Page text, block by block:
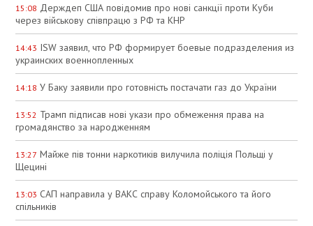
15:08 Держдеп США повідомив про нові санкції проти Куби
через військову співпрацю з РФ та КНР
14:43 ISW заявил, что РФ формирует боевые подразделения из
украинских военнопленных
14:18 У Баку заявили про готовність постачати газ до України
13:52 Трамп підписав нові укази про обмеження права на
громадянство за народженням
13:27 Майже пів тонни наркотиків вилучила поліція Польщі у
Щецині
13:03 САП направила у ВАКС справу Коломойського та його
спільників